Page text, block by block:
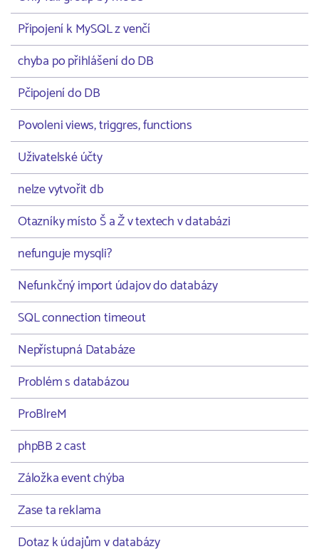
Připojení k MySQL z venčí
chyba po přihlášení do DB
Pčipojení do DB
Povoleni views, triggres, functions
Uživatelské účty
nelze vytvořit db
Otazníky místo Š a Ž v textech v databázi
nefunguje mysqli?
Nefunkčný import údajov do databázy
SQL connection timeout
Nepřístupná Databáze
Problém s databázou
ProBlreM
phpBB 2 cast
Záložka event chýba
Zase ta reklama
Dotaz k údajům v databázy